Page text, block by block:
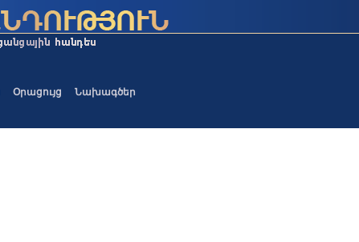
Օրացույց Նախագծեր